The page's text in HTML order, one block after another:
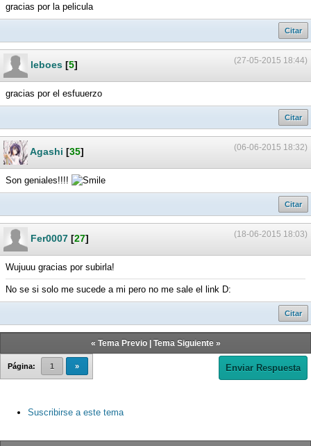
gracias por la pelicula
Citar
(27-05-2015 18:44)
leboes [5]
gracias por el esfuuerzo
Citar
(06-06-2015 18:32)
Agashi [35]
Son geniales!!!!
Citar
(18-06-2015 18:03)
Fer0007 [27]
Wujuuu gracias por subirla!
No se si solo me sucede a mi pero no me sale el link D:
Citar
« Tema Previo| Tema Siguiente»
Página: 1 » Enviar Respuesta
Suscribirse a este tema